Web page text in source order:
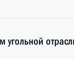
угольной